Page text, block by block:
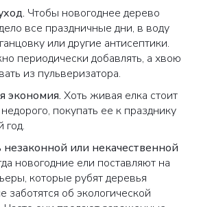
. Чтобы новогоднее дерево
все праздничные дни, в воду
или другие антисептики.
периодически добавлять, а хвою
из пульверизатора.
экономия. Хоть живая елка стоит
покупать ее к празднику
или некачественной
новогодние ели поставляют на
которые рубят деревья
заботятся об экологической